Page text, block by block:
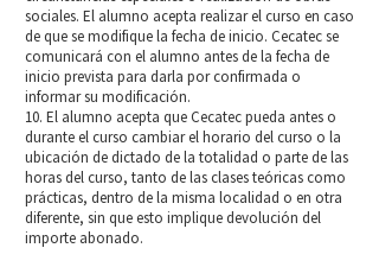
sociales. El alumno acepta realizar el curso en caso
de que se modifique la fecha de inicio. Cecatec se
comunicará con el alumno antes de la fecha de
inicio prevista para darla por confirmada o
informar su modificación.
10. El alumno acepta que Cecatec pueda antes o
durante el curso cambiar el horario del curso o la
ubicación de dictado de la totalidad o parte de las
horas del curso, tanto de las clases teóricas como
prácticas, dentro de la misma localidad o en otra
diferente, sin que esto implique devolución del
importe abonado.